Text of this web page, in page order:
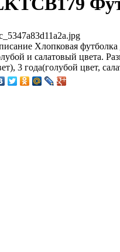
Хлопковая
и салатовый цвета.
3 года(голубой цвет,